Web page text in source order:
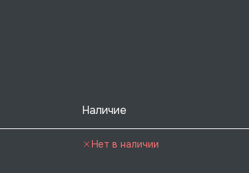
Наличие
Нет в наличии